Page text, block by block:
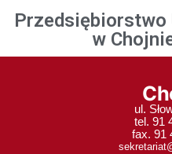
Przedsiębiorstwo
w
ul.
tel. 91
fax. 91